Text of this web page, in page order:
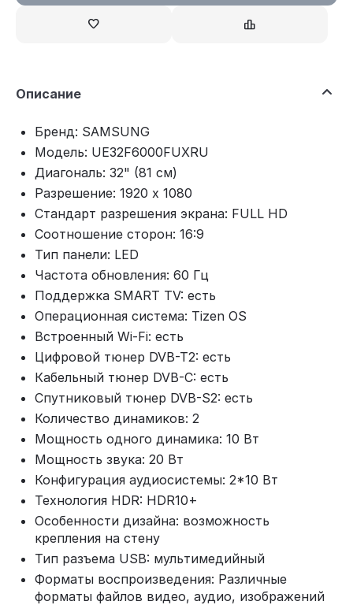
Описание
Бренд: SAMSUNG
Модель: UE32F6000FUXRU
Диагональ: 32" (81 см)
Разрешение: 1920 x 1080
Стандарт разрешения экрана: FULL HD
Соотношение сторон: 16:9
Тип панели: LED
Частота обновления: 60 Гц
Поддержка SMART TV: есть
Операционная система: Tizen OS
Встроенный Wi-Fi: есть
Цифровой тюнер DVB-T2: есть
Кабельный тюнер DVB-C: есть
Спутниковый тюнер DVB-S2: есть
Количество динамиков: 2
Мощность одного динамика: 10 Вт
Мощность звука: 20 Вт
Конфигурация аудиосистемы: 2*10 Вт
Технология HDR: HDR10+
Особенности дизайна: возможность
крепления на стену
Тип разъема USB: мультимедийный
Форматы воспроизведения: Различные
форматы файлов видео, аудио, изображений